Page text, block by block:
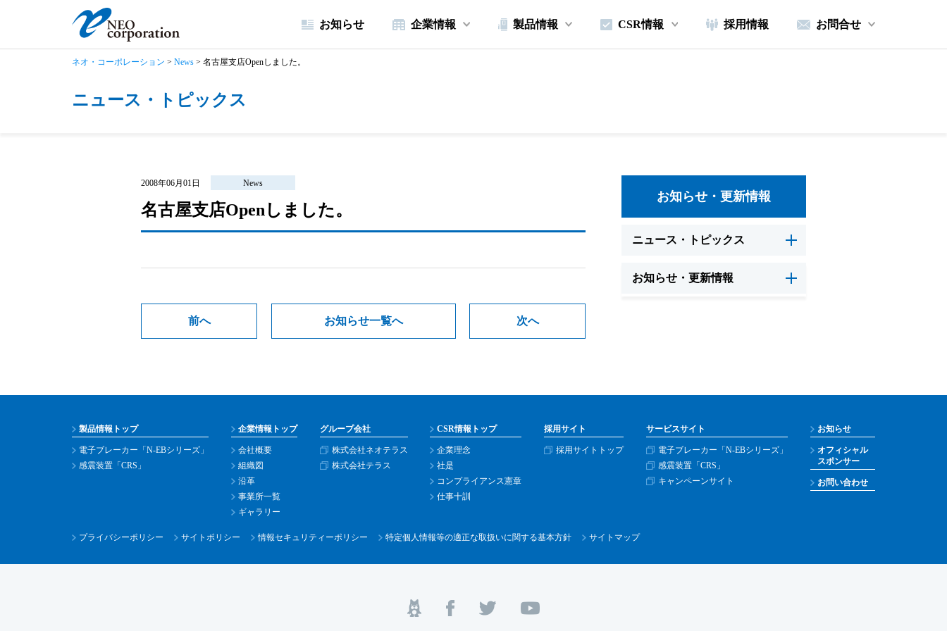
お知らせ 企業情報 製品情報 CSR情報 採用情報 お問合せ
ネオ・コーポレーション > News > 名古屋支店Openしました。
ニュース・トピックス
2008年06月01日 News
名古屋支店Openしました。
前へ お知らせ一覧へ 次へ
お知らせ・更新情報
ニュース・トピックス
お知らせ・更新情報
製品情報トップ
電子ブレーカー「N-EBシリーズ」
感震装置「CRS」
企業情報トップ
会社概要
組織図
沿革
事業所一覧
ギャラリー
グループ会社
株式会社ネオテラス
株式会社テラス
CSR情報トップ
企業理念
社是
コンプライアンス憲章
仕事十訓
採用サイト
採用サイトトップ
サービスサイト
電子ブレーカー「N-EBシリーズ」
感震装置「CRS」
キャンペーンサイト
お知らせ
オフィシャル
スポンサー
お問い合わせ
プライバシーポリシー サイトポリシー 情報セキュリティーポリシー 特定個人情報等の適正な取扱いに関する基本方針 サイトマップ